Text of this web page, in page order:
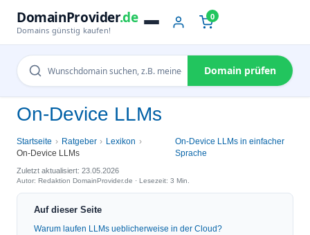
DomainProvider.de
Domains günstig kaufen!
0
Domain prüfen
On-Device LLMs
Startseite Ratgeber
Lexikon
On-Device LLMs
On-Device LLMs in einfacher
Sprache
Zuletzt aktualisiert: 23.05.2026
Autor: Redaktion DomainProvider.de · Lesezeit: 3 Min.
Auf dieser Seite
Warum laufen LLMs ueblicherweise in der Cloud?